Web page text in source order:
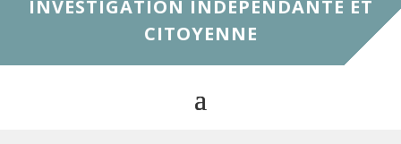
INVESTIGATION INDÉPENDANTE ET
CITOYENNE